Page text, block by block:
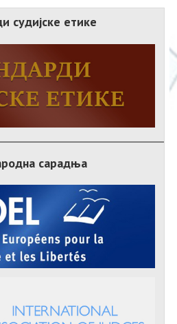
судијске етике
сарадња